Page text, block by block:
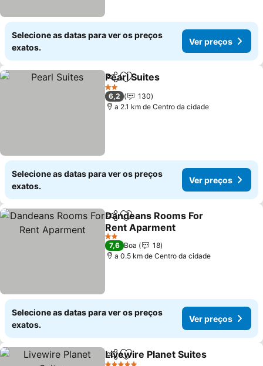
Selecione as datas para ver os preços
exatos.
Ver preços
PartilharAdicionar aos favoritos
Pearl Suites
2 Estrelas
6,2
130
a 2.1 km de Centro da cidade
Selecione as datas para ver os preços
exatos.
Ver preços
PartilharAdicionar aos favoritos
Dandeans Rooms For
Rent Aparment
2 Estrelas
7,6 Boa
18
a 0.5 km de Centro da cidade
Selecione as datas para ver os preços
exatos.
Ver preços
PartilharAdicionar aos favoritos
Livewire Planet Suites